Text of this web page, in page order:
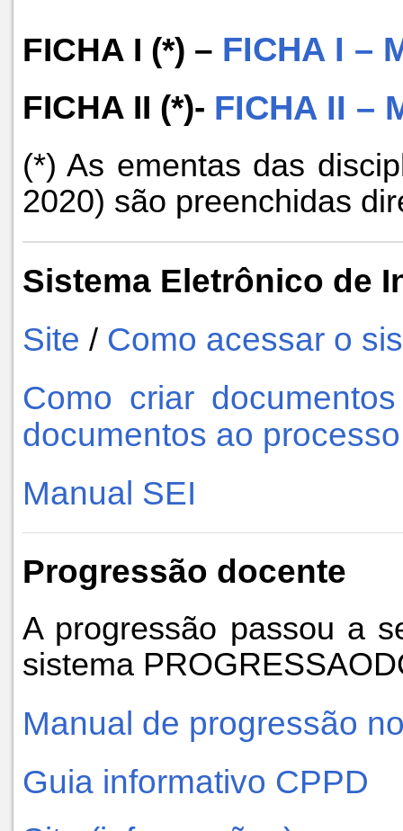
FICHA I (*) – FICHA I –
FICHA II (*)- FICHA II –
(*) As ementas das
2020) são preenchidas
Sistema Eletrônico de
Site / Como acessar o
Como criar
documentos ao processo
Manual SEI
Progressão docente
A progressão passou a
sistema
Manual de progressão
Guia informativo CPPD